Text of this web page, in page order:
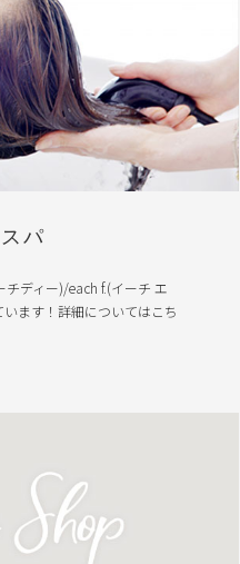
パ
ディー)/each f.(イーチ エ
ます！詳細についてはこち